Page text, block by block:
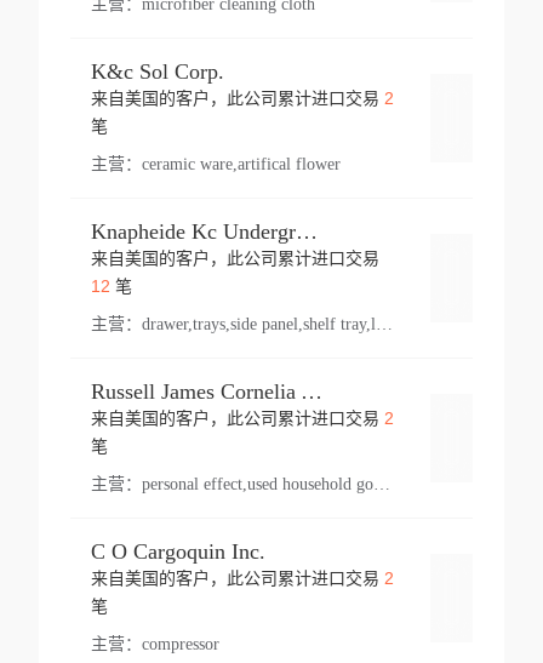
主营： microfiber cleaning cloth
K&c Sol Corp.
来自美国的客户，此公司累计进口交易 2
笔
主营： ceramic ware,artifical flower
Knapheide Kc Underground
来自美国的客户，此公司累计进口交易
12 笔
主营：
Russell James Cornelia Arlington Va
来自美国的客户，此公司累计进口交易 2
笔
主营： personal effect,used household goods
C O Cargoquin Inc.
来自美国的客户，此公司累计进口交易 2
笔
主营： compressor